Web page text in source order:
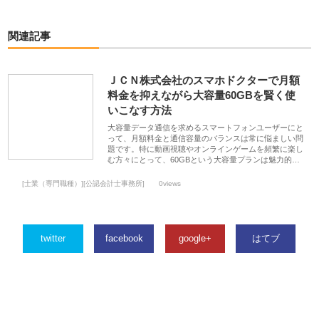
関連記事
ＪＣＮ株式会社のスマホドクターで月額
料金を抑えながら大容量60GBを賢く使
いこなす方法
大容量データ通信を求めるスマートフォンユーザーにと
って、月額料金と通信容量のバランスは常に悩ましい問
題です。特に動画視聴やオンラインゲームを頻繁に楽し
む方々にとって、60GBという大容量プランは魅力的…
[士業（専門職種）][公認会計士事務所] 0views
twitter facebook google+ はてブ